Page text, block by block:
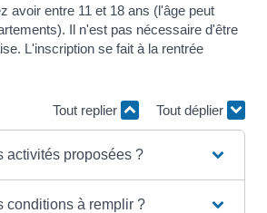
avoir entre 11 et 18 ans (l'âge peut
Il n'est pas nécessaire d'être
L'inscription se fait à la rentrée
Tout replier Tout déplier
activités proposées ?
conditions à remplir ?